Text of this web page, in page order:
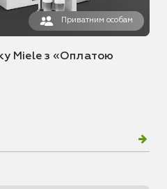
Приватним особам
Miele з «Оплатою